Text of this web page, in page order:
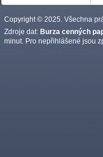
Copyright © 2025. Všechna
Zdroje dat: Burza cenných
minut. Pro nepřihlášené jsou